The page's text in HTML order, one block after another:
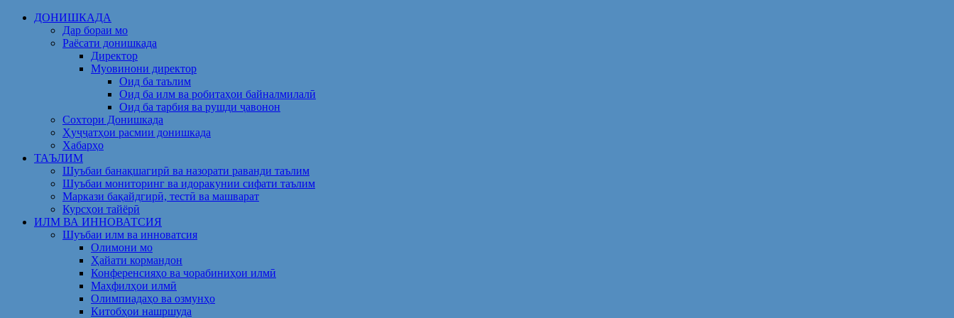
Skip
ДОНИШКАДА
Дар бораи мо
Раёсати донишкада
Директор
Муовинони директор
Оид ба таълим
Оид ба илм ва робитаҳои байналмилалӣ
Оид ба тарбия ва рушди ҷавонон
Сохтори Донишкада
Ҳуҷҷатҳои расмии донишкада
Хабарҳо
ТАЪЛИМ
Шуъбаи банақшагирӣ ва назорати раванди таълим
Шуъбаи мониторинг ва идоракунии сифати таълим
Маркази бақайдгирӣ, тестӣ ва машварат
Курсҳои тайёрӣ
ИЛМ ВА ИННОВАТСИЯ
Шуъбаи илм ва инноватсия
Олимони мо
Ҳайати кормандон
Конференсияҳо ва чорабиниҳои илмӣ
Маҳфилҳои илмӣ
Олимпиадаҳо ва озмунҳо
Китобҳои нашршуда